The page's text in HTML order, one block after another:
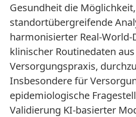
Gesundheit die Möglichkeit,
standortübergreifende
harmonisierter Real-World-
klinischer Routinedaten
Versorgungspraxis,
Insbesondere für
epidemiologische
Validierung KI-basierter